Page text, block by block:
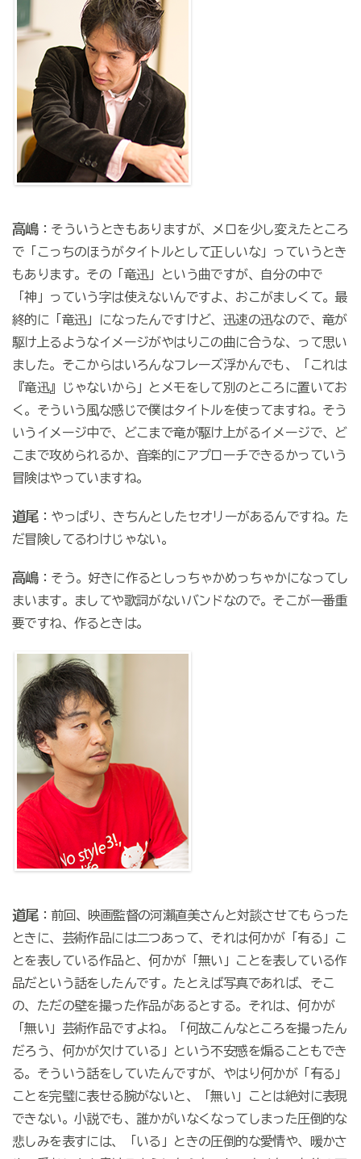
高嶋：そういうときもありますが、メロを少し変えたところ
で「こっちのほうがタイトルとして正しいな」っていうとき
もあります。その「竜迅」という曲ですが、自分の中で
「神」っていう字は使えないんですよ、おこがましくて。最
終的に「竜迅」になったんですけど、迅速の迅なので、竜が
駆け上るようなイメージがやはりこの曲に合うな、って思い
ました。そこからはいろんなフレーズ浮かんでも、「これは
『竜迅』じゃないから」とメモをして別のところに置いてお
く。そういう風な感じで僕はタイトルを使ってますね。そう
いうイメージ中で、どこまで竜が駆け上がるイメージで、ど
こまで攻められるか、音楽的にアプローチできるかっていう
冒険はやっていますね。
道尾：やっぱり、きちんとしたセオリーがあるんですね。た
だ冒険してるわけじゃない。
高嶋：そう。好きに作るとしっちゃかめっちゃかになってし
まいます。ましてや歌詞がないバンドなので。そこが一番重
要ですね、作るときは。
道尾：前回、映画監督の河瀨直美さんと対談させてもらった
ときに、芸術作品には二つあって、それは何かが「有る」こ
とを表している作品と、何かが「無い」ことを表している作
品だという話をしたんです。たとえば写真であれば、そこ
の、ただの壁を撮った作品があるとする。それは、何かが
「無い」芸術作品ですよね。「何故こんなところを撮ったん
だろう、何かが欠けている」という不安感を煽ることもでき
る。そういう話をしていたんですが、やはり何かが「有る」
ことを完璧に表せる腕がないと、「無い」ことは絶対に表現
できない。小説でも、誰かがいなくなってしまった圧倒的な
悲しみを表すには、「いる」ときの圧倒的な愛情や、暖かさ